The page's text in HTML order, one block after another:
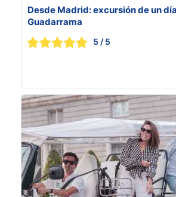
Desde Madrid: excursión de un
Guadarrama
5 / 5